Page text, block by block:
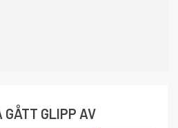
GÅTT GLIPP AV